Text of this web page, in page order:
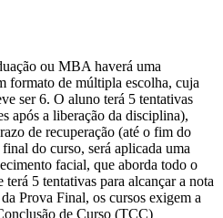
ou MBA haverá uma
formato de múltipla escolha, cuja
ser 6. O aluno terá 5 tentativas
após a liberação da disciplina),
de recuperação (até o fim do
do curso, será aplicada uma
facial, que aborda todo o
5 tentativas para alcançar a nota
Prova Final, os cursos exigem a
de Curso (TCC)